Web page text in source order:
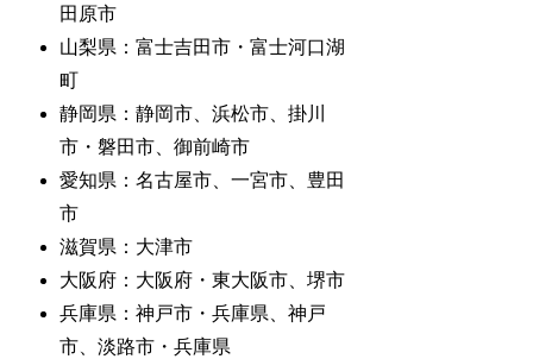
田原市
山梨県：富士吉田市・富士河口湖
町
静岡県：静岡市、浜松市、掛川
市・磐田市、御前崎市
愛知県：名古屋市、一宮市、豊田
市
滋賀県：大津市
大阪府：大阪府・東大阪市、堺市
兵庫県：神戸市・兵庫県、神戸
市、淡路市・兵庫県